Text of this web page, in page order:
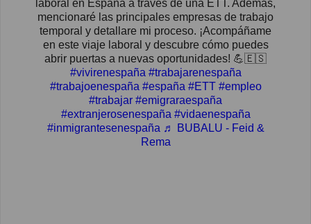
laboral en España a través de una ETT. Además,
mencionaré las principales empresas de trabajo
temporal y detallare mi proceso. ¡Acompáñame
en este viaje laboral y descubre cómo puedes
abrir puertas a nuevas oportunidades! 💪🇪🇸
#vivirenespaña #trabajarenespaña
#trabajoenespaña #españa #ETT #empleo
#trabajar #emigraraespaña
#extranjerosenespaña #vidaenespaña
#inmigrantesenespaña ♬ BUBALU - Feid &
Rema